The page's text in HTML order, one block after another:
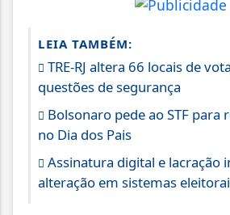
LEIA TAMBÉM:
TRE-RJ altera 66 locais de
questões de segurança
Bolsonaro pede ao STF para
no Dia dos Pais
Assinatura digital e lacração
alteração em sistemas